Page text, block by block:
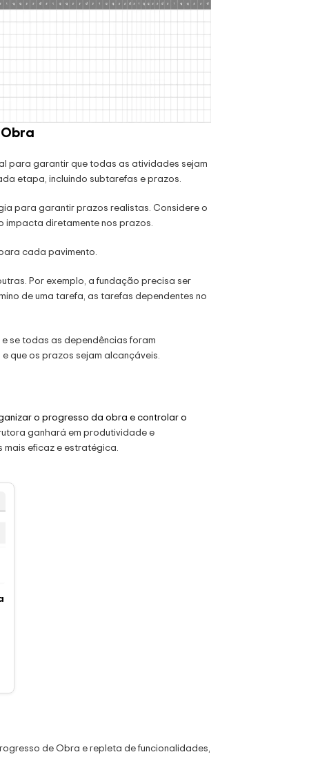
para garantir que todas as atividades sejam
etapa, incluindo subtarefas e prazos.
para garantir prazos realistas. Considere o
impacta diretamente nos prazos.
cada pavimento.
Por exemplo, a fundação precisa ser
de uma tarefa, as tarefas dependentes no
se todas as dependências foram
que os prazos sejam alcançáveis.
o progresso da obra e controlar o
ganhará em produtividade e
eficaz e estratégica.
de Obra e repleta de funcionalidades,